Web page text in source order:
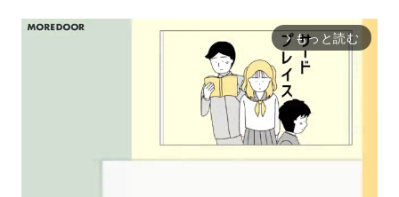
arrow_forward_ios もっと読む